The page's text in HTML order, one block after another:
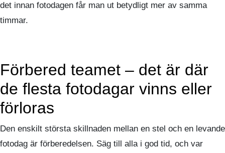
det innan fotodagen får man ut betydligt mer av samma
timmar.
Förbered teamet – det är där
de flesta fotodagar vinns eller
förloras
Den enskilt största skillnaden mellan en stel och en levande
fotodag är förberedelsen. Säg till alla i god tid, och var